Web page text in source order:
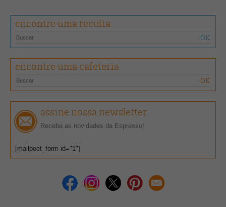
encontre uma receita
encontre uma cafeteria
assine nossa newsletter
Receba as novidades da Espresso!
[mailpoet_form id="1"]